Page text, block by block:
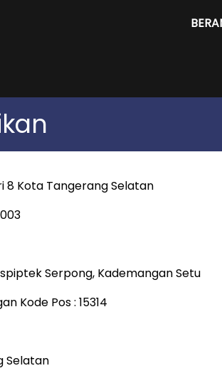
8 Kota Tangerang Selatan
Serpong, Kademangan Setu
Kode Pos : 15314
Selatan